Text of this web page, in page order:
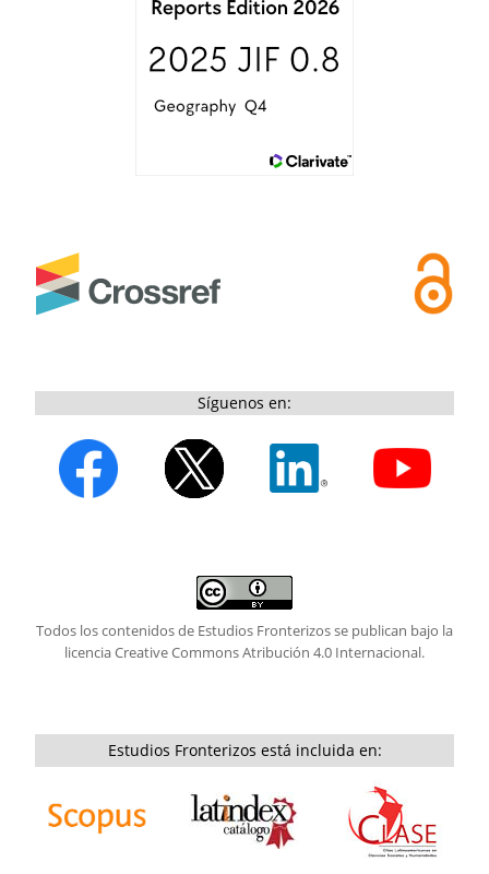
Síguenos en:
Todos los contenidos de Estudios Fronterizos se publican bajo la
licenciaCreative Commons Atribución 4.0 Internacional.
Estudios Fronterizos está incluida en: